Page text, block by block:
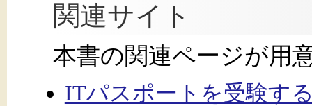
関連サイト
本書の関連ページが用
ITパスポートを受験す